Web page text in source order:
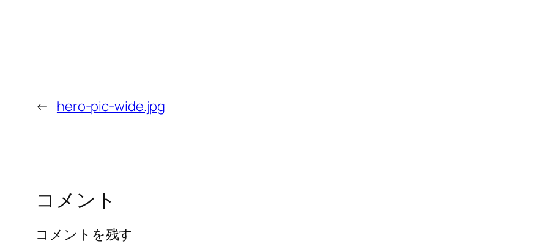
← hero-pic-wide.jpg
コメント
コメントを残す